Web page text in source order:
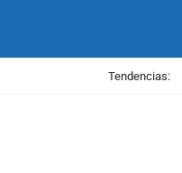
Tendencias: